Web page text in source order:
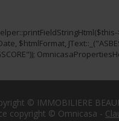
$htmlFormat,
© IMMOBILIERE
copyright © Omnicasa -